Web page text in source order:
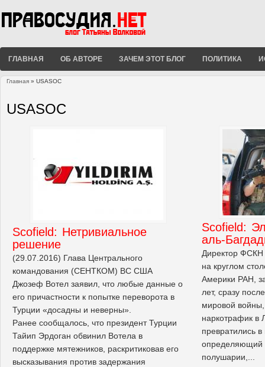
ГЛАВНАЯ ОБ АВТОРЕ ЗАЧЕМ ЭТОТ БЛОГ ПОЛИТИКА
Главная » USASOC
USASOC
Scofield: Нетривиальное
решение
(29.07.2016) Глава Центрального
командования (СЕНТКОМ) ВС США
Джозеф Вотел заявил, что любые данные о
его причастности к попытке переворота в
Турции «досадны и неверны».
Ранее сообщалось, что президент Турции
Тайип Эрдоган обвинил Вотела в
поддержке мятежников, раскритиковав его
высказывания против задержания
Scofield:
аль-
Директор ФСКН
на круглом
Америки РАН,
лет, сразу
мировой войны,
наркотрафик в
превратились
определяющий
полушарии,...